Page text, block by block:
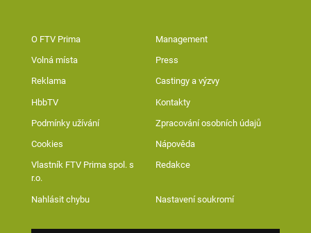
O FTV Prima Management
Volná místa Press
Reklama Castingy a výzvy
HbbTV Kontakty
Podmínky užívání Zpracování osobních údajů
Cookies Nápověda
Vlastník FTV Prima spol. s
r.o.
Redakce
Nahlásit chybu Nastavení soukromí